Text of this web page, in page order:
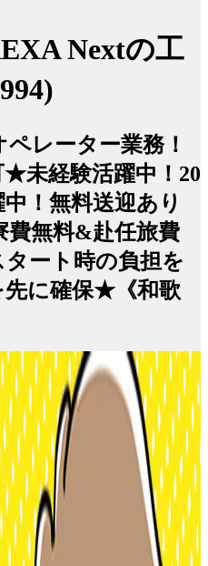
Nextの工
レーター業務！
★未経験活躍中！20
！無料送迎あり
無料&赴任旅費
ート時の負担を
先に確保★《和歌